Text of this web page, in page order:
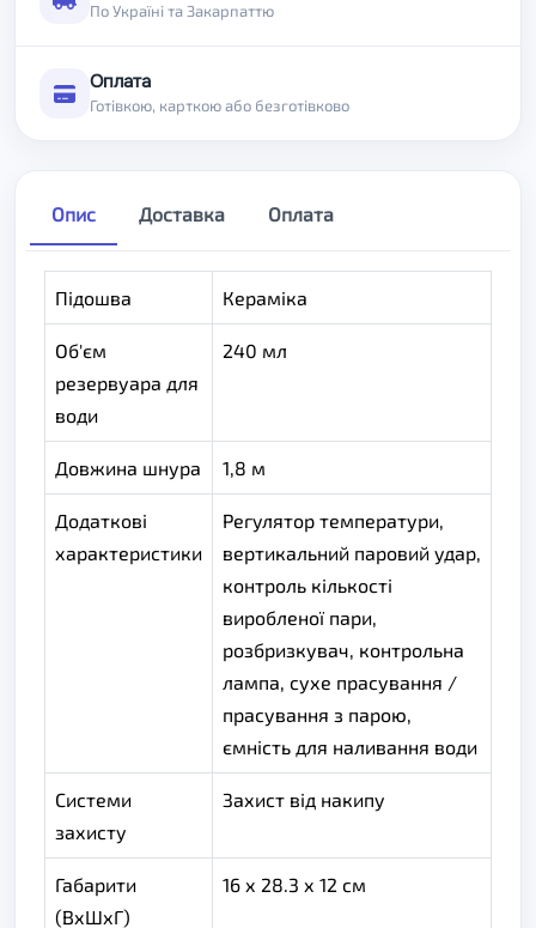
По Україні та Закарпаттю
Оплата
Готівкою, карткою або безготівково
Опис Доставка Оплата
Підошва Кераміка
Об'єм
резервуара для
води
240 мл
Довжина шнура 1,8 м
Додаткові
характеристики
Регулятор температури,
вертикальний паровий удар,
контроль кількості
виробленої пари,
розбризкувач, контрольна
лампа, сухе прасування /
прасування з парою,
ємність для наливання води
Системи
захисту
Захист від накипу
Габарити
(ВхШхГ)
16 х 28.3 х 12 см